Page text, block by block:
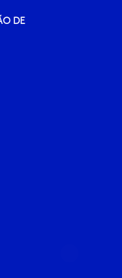
DE